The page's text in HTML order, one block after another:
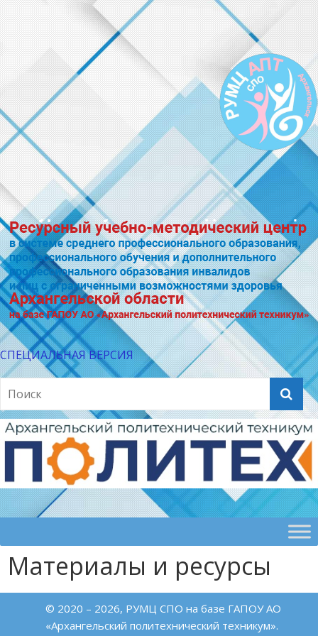
СПЕЦИАЛЬНАЯ ВЕРСИЯ
Материалы и ресурсы
© 2020 – 2026, РУМЦ СПО на базе ГАПОУ АО
«Архангельский политехнический техникум».